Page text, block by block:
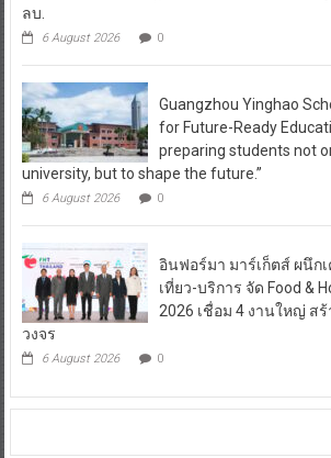
ลบ.
6 August 2026 0
Guangzhou Yinghao
for Future-Ready
preparing students not
university, but to shape the future.”
6 August 2026 0
อินฟอร์มา มาร์เก็ตส์ ผนึก
เที่ยว-บริการ จัด Food &
2026 เชื่อม 4 งานใหญ่ ส
วงจร
6 August 2026 0